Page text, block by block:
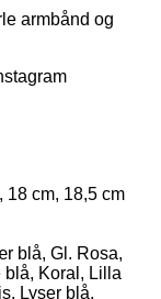
armbånd og
18 cm, 18,5 cm
blå, Gl. Rosa,
blå, Koral, Lilla
Lyser blå,